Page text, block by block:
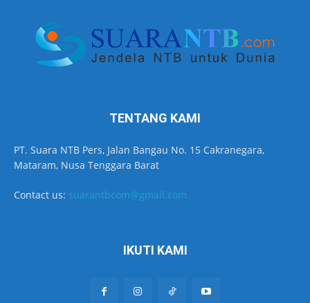
TENTANG KAMI
PT. Suara NTB Pers, Jalan Bangau No. 15 Cakranegara,
Mataram, Nusa Tenggara Barat
Contact us: suarantbcom@gmail.com
IKUTI KAMI